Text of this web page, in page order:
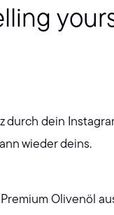
durch dein
wieder deins.
Olivenöl